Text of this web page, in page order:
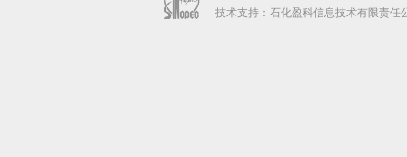
技术支持：石化盈科信息技术有限责任